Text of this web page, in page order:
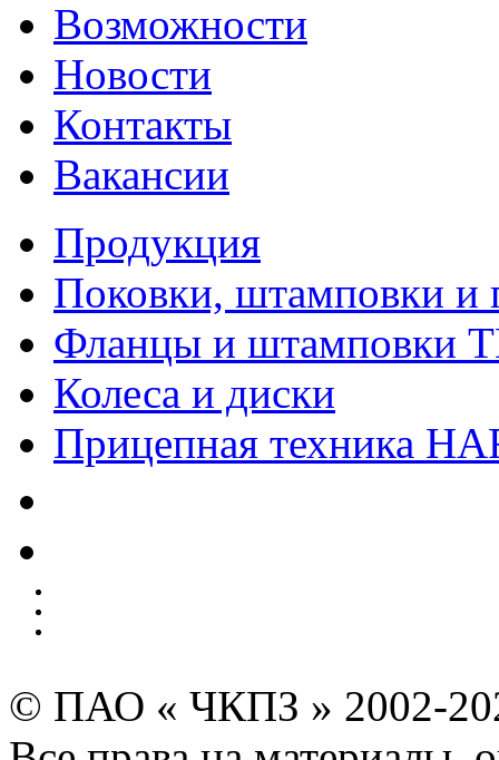
Возможности
Новости
Контакты
Вакансии
Продукция
Поковки, штамповки и
Фланцы и штамповки
Колеса и диски
Прицепная техника
© ПАО « ЧКПЗ » 2002-